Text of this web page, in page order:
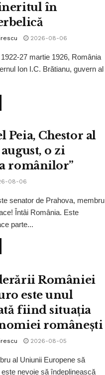
în
2026-08-06
27 martie 1926, România
Ion I.C. Brătianu, guvern al
Peia, Chestor al
o zi
românilor”
08-06
senator de Prahova, membru
Întâi România. Este
parte...
României
este unul
fiind situația
românești
2026-08-05
al Uniunii Europene să
nevoie să îndeplinească